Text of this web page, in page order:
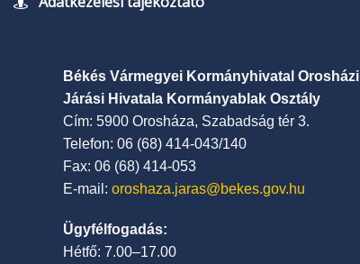
Békés Vármegyei Kormányhivatal Orosházi
Járási Hivatala Kormányablak Osztály
Cím: 5900 Orosháza, Szabadság tér 3.
Telefon: 06 (68) 414-043/140
Fax: 06 (68) 414-053
E-mail: oroshaza.jaras@bekes.gov.hu
Ügyfélfogadás:
Hétfő: 7.00–17.00